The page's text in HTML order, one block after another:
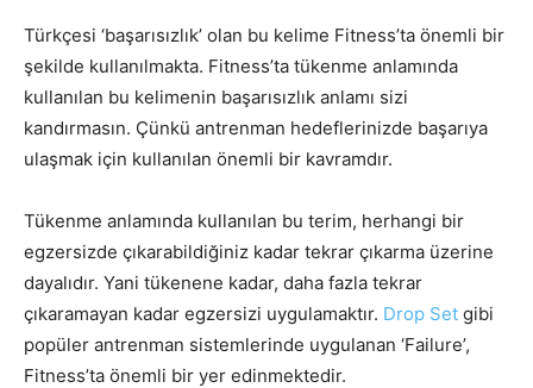
Türkçesi ‘başarısızlık’ olan bu kelime Fitness’ta önemli bir
şekilde kullanılmakta. Fitness’ta tükenme anlamında
kullanılan bu kelimenin başarısızlık anlamı sizi
kandırmasın. Çünkü antrenman hedeflerinizde başarıya
ulaşmak için kullanılan önemli bir kavramdır.
Tükenme anlamında kullanılan bu terim, herhangi bir
egzersizde çıkarabildiğiniz kadar tekrar çıkarma üzerine
dayalıdır. Yani tükenene kadar, daha fazla tekrar
çıkaramayan kadar egzersizi uygulamaktır. Drop Set gibi
popüler antrenman sistemlerinde uygulanan ‘Failure’,
Fitness’ta önemli bir yer edinmektedir.